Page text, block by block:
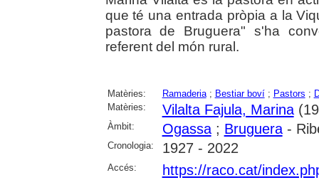
que té una entrada pròpia a la
pastora de Bruguera" s'ha
referent del món rural.
Matèries: Ramaderia; Bestiar boví; Pastors ;
Matèries:
Vilalta Fajula, Marina
Àmbit: Ogassa; Bruguera-
Cronologia: 1927 - 2022
Accés: https://raco.cat/